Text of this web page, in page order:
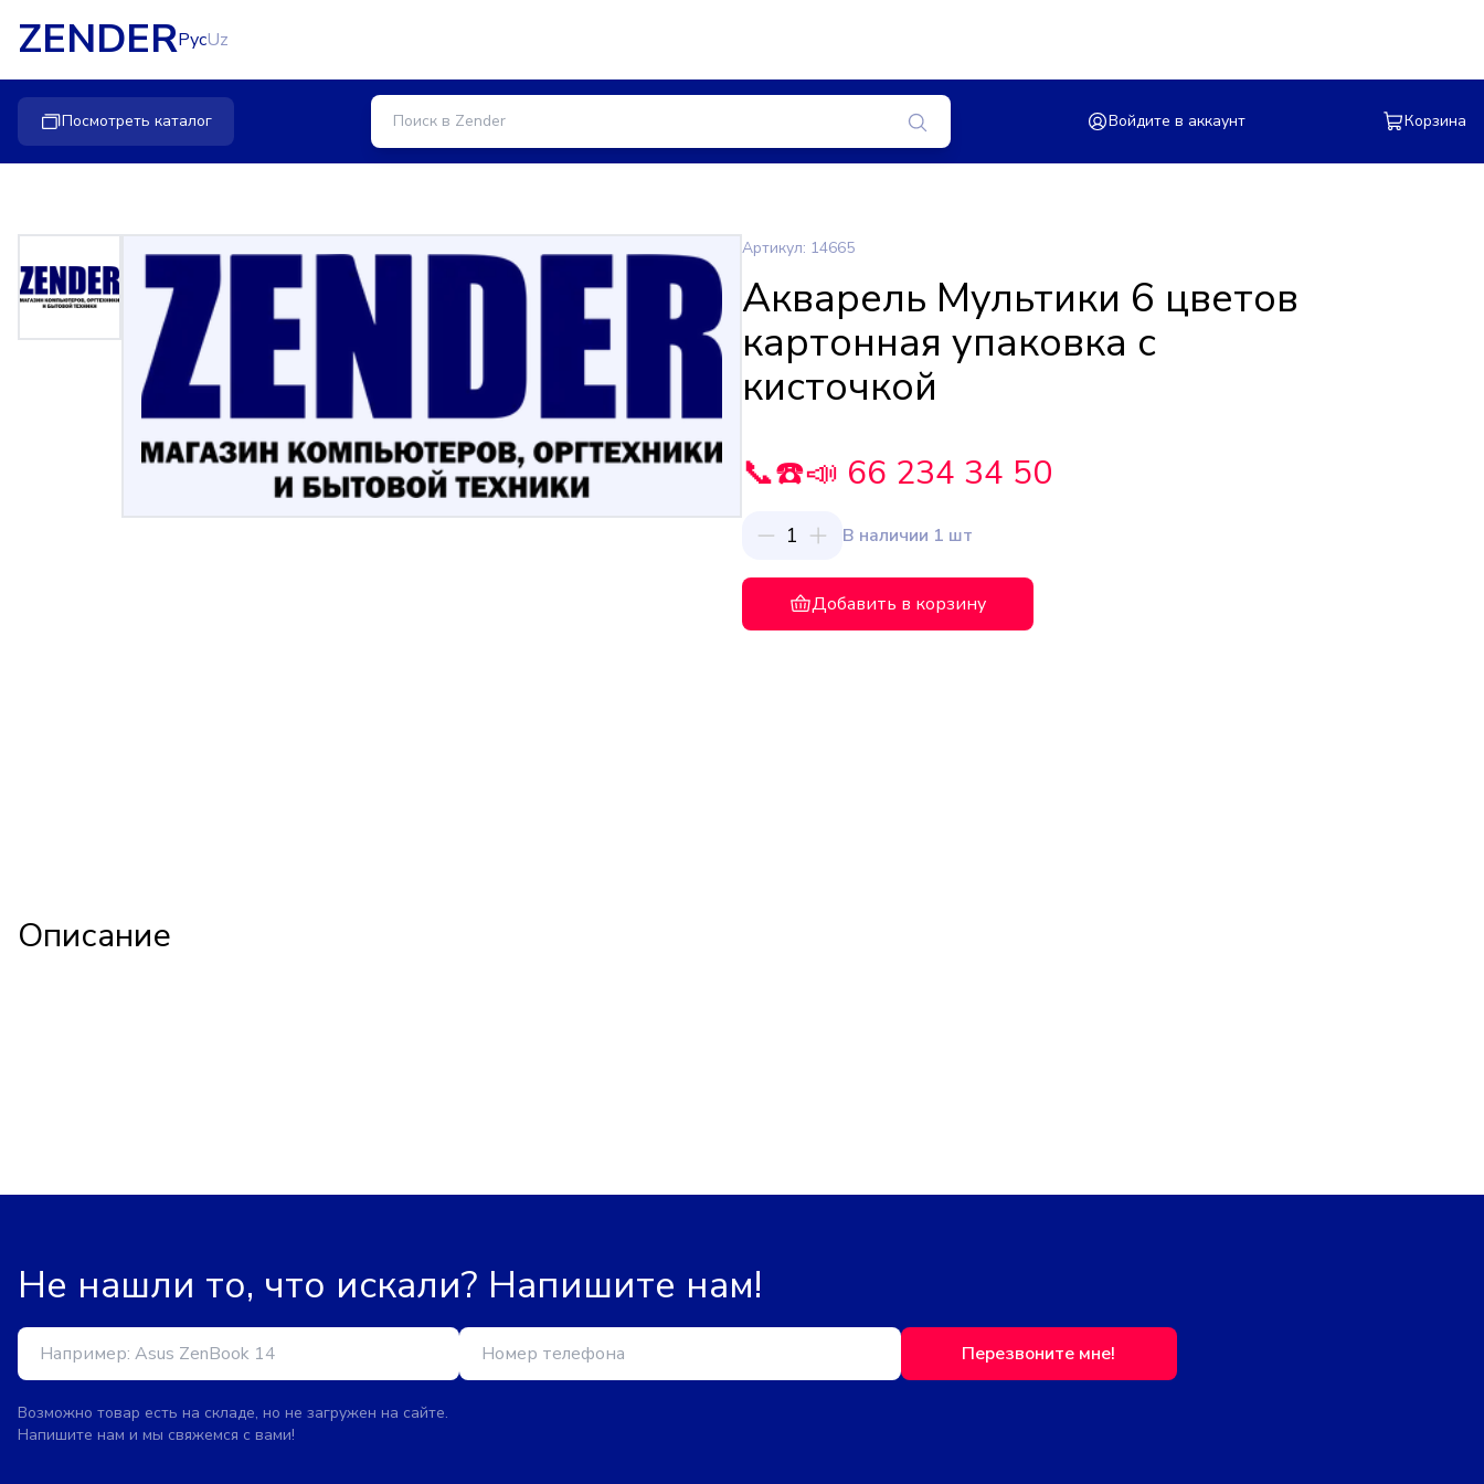
ZENDERРусUz
Посмотреть каталог Войдите в аккаунт Корзина
Артикул: 14665
Акварель Мультики 6 цветов
картонная упаковка с
кисточкой
📞☎️📣 66 234 34 50
1 В наличии 1 шт
Добавить в корзину
Описание
Не нашли то, что искали? Напишите нам!
Перезвоните мне!
Возможно товар есть на складе, но не загружен на сайте.
Напишите нам и мы свяжемся с вами!